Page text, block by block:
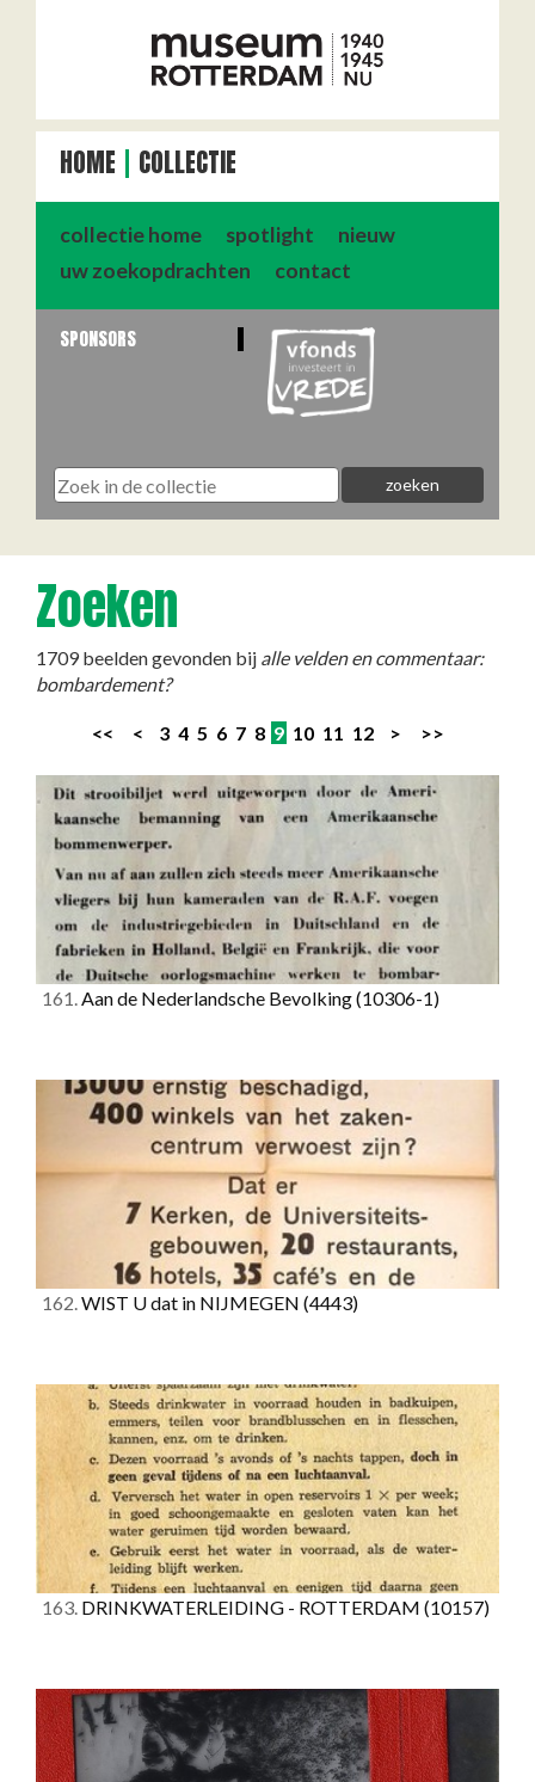
HOME COLLECTIE
collectie home spotlight
nieuw
uw zoekopdrachten
contact
SPONSORS
Zoeken
1709 beelden gevonden bij alle velden en commentaar:
bombardement?
<< < 3 4 5 6 7 8 9 10 11 12 > >>
161.Aan de Nederlandsche Bevolking(10306-1)
162.WIST U dat in NIJMEGEN (4443)
163. DRINKWATERLEIDING - ROTTERDAM (10157)